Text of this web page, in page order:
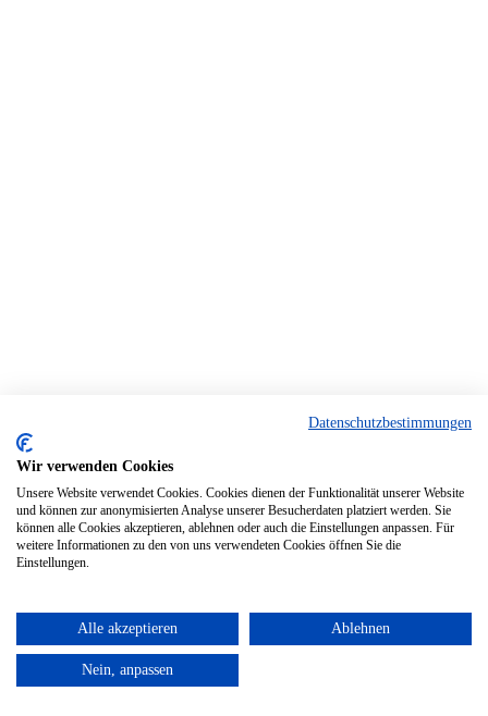
Datenschutzbestimmungen
Wir verwenden Cookies
Unsere Website verwendet Cookies. Cookies dienen der Funktionalität unserer Website
und können zur anonymisierten Analyse unserer Besucherdaten platziert werden. Sie
können alle Cookies akzeptieren, ablehnen oder auch die Einstellungen anpassen. Für
weitere Informationen zu den von uns verwendeten Cookies öffnen Sie die
Einstellungen.
Alle akzeptieren Ablehnen
Nein, anpassen